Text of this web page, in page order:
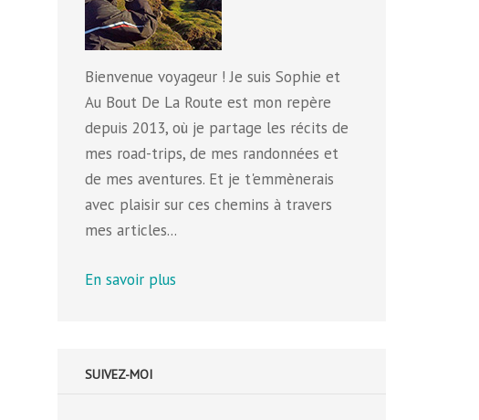
Bienvenue voyageur ! Je suis Sophie et
Au Bout De La Route est mon repère
depuis 2013, où je partage les récits de
mes road-trips, de mes randonnées et
de mes aventures. Et je t'emmènerais
avec plaisir sur ces chemins à travers
mes articles...
En savoir plus
SUIVEZ-MOI